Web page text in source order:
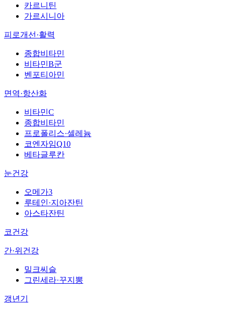
카르니틴
가르시니아
피로개선·활력
종합비타민
비타민B군
벤포티아민
면역·항산화
비타민C
종합비타민
프로폴리스·셀레늄
코엔자임Q10
베타글루칸
눈건강
오메가3
루테인·지아잔틴
아스타잔틴
코건강
간·위건강
밀크씨슬
그린세라·꾸지뽕
갱년기